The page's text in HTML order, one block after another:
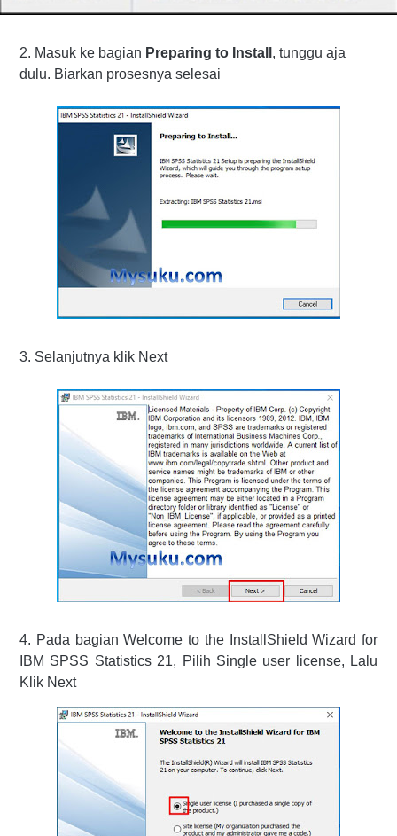
2. Masuk ke bagian Preparing to Install , tunggu aja
dulu. Biarkan prosesnya selesai
3. Selanjutnya klik Next
4. Pada bagian Welcome to the InstallShield Wizard for
IBM SPSS Statistics 21, Pilih Single user license, Lalu
Klik Next